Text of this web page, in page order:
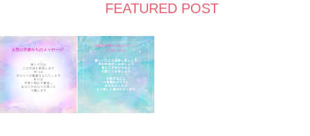
FEATURED POST